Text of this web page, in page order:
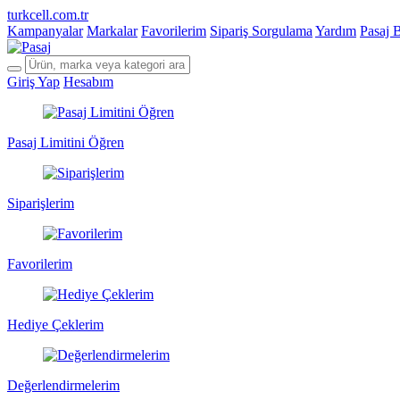
turkcell.com.tr
Kampanyalar Markalar Favorilerim Sipariş Sorgulama Yardım Pasaj
Giriş Yap Hesabım
Pasaj Limitini Öğren
Siparişlerim
Favorilerim
Hediye Çeklerim
Değerlendirmelerim